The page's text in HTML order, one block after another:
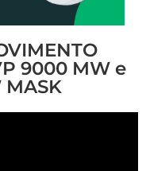
9000 MW e
MASK